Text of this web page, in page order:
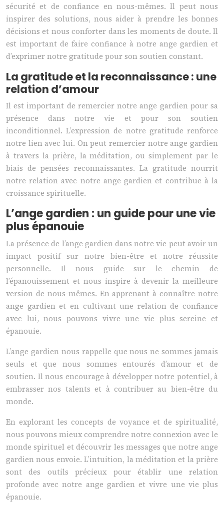
sécurité et de confiance en nous-mêmes. Il peut nous
inspirer des solutions, nous aider à prendre les bonnes
décisions et nous conforter dans les moments de doute. Il
est important de faire confiance à notre ange gardien et
d’exprimer notre gratitude pour son soutien constant.
La gratitude et la reconnaissance : une
relation d’amour
Il est important de remercier notre ange gardien pour sa
présence dans notre vie et pour son soutien
inconditionnel. L’expression de notre gratitude renforce
notre lien avec lui. On peut remercier notre ange gardien
à travers la prière, la méditation, ou simplement par le
biais de pensées reconnaissantes. La gratitude nourrit
notre relation avec notre ange gardien et contribue à la
croissance spirituelle.
L’ange gardien : un guide pour une vie
plus épanouie
La présence de l’ange gardien dans notre vie peut avoir un
impact positif sur notre bien-être et notre réussite
personnelle. Il nous guide sur le chemin de
l’épanouissement et nous inspire à devenir la meilleure
version de nous-mêmes. En apprenant à connaître notre
ange gardien et en cultivant une relation de confiance
avec lui, nous pouvons vivre une vie plus sereine et
épanouie.
L’ange gardien nous rappelle que nous ne sommes jamais
seuls et que nous sommes entourés d’amour et de
soutien. Il nous encourage à développer notre potentiel, à
embrasser nos talents et à contribuer au bien-être du
monde.
En explorant les concepts de voyance et de spiritualité,
nous pouvons mieux comprendre notre connexion avec le
monde spirituel et découvrir les messages que notre ange
gardien nous envoie. L’intuition, la méditation et la prière
sont des outils précieux pour établir une relation
profonde avec notre ange gardien et vivre une vie plus
épanouie.